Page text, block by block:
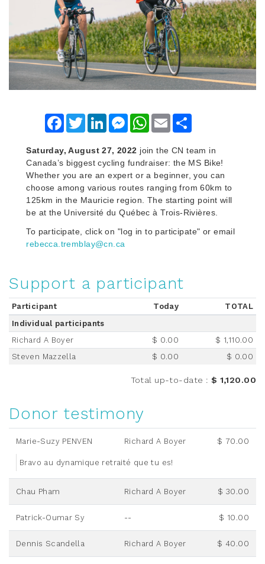
FacebookTwitterLinkedInMessengerWhatsApp
Email
Saturday, August 27, 2022 join the CN team in
Canada’s biggest cycling fundraiser: the MS Bike!
Whether you are an expert or a beginner, you can
choose among various routes ranging from 60km to
125km in the Mauricie region. The starting point will
be at the Université du Québec à Trois-Rivières.
To participate, click on "log in to participate" or email
rebecca.tremblay@cn.ca
Support a participant
Participant Today
TOTAL
Individual participants
Richard A Boyer
$ 0.00
$ 1,110.00
Steven Mazzella
$ 0.00 $ 0.00
Total up-to-date : $ 1,120.00
Donor testimony
Marie-Suzy PENVEN Richard A Boyer $ 70.00
Bravo au dynamique retraité que tu es!
Chau Pham Richard A Boyer $ 30.00
Patrick-Oumar Sy -- $ 10.00
Dennis Scandella Richard A Boyer $ 40.00